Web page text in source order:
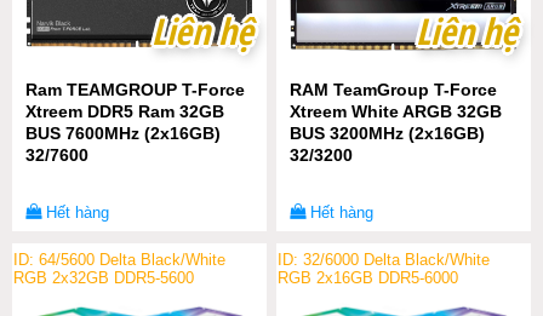
Liên hệ
Liên hệ
Ram TEAMGROUP T-Force
Xtreem DDR5 Ram 32GB
BUS 7600MHz (2x16GB)
32/7600
Hết hàng
Liên hệ
Liên hệ
RAM TeamGroup T-Force
Xtreem White ARGB 32GB
BUS 3200MHz (2x16GB)
32/3200
Hết hàng
ID: 64/5600 Delta Black/White
RGB 2x32GB DDR5-5600
ID: 32/6000 Delta Black/White
RGB 2x16GB DDR5-6000